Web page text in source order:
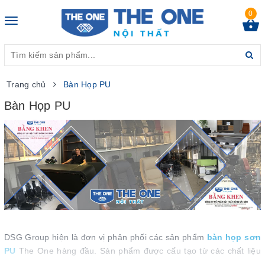
Toggle
0
Trang chủ Bàn Họp PU
Bàn Họp PU
DSG Group hiện là đơn vị phân phối các sản phẩm bàn họp sơn
PU The One hàng đầu. Sản phẩm được cấu tạo từ các chất liệu